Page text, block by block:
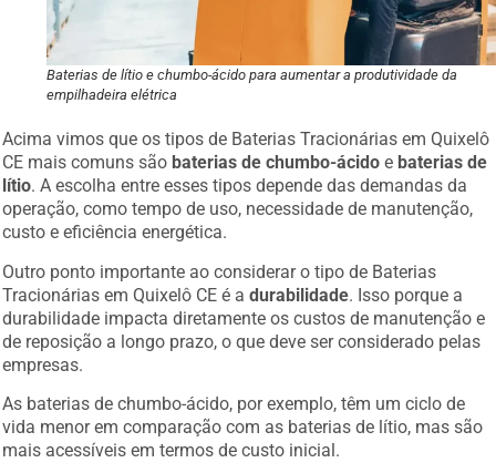
Baterias de lítio e chumbo-ácido para aumentar a produtividade da
empilhadeira elétrica
Acima vimos que os tipos de Baterias Tracionárias em Quixelô
CE mais comuns são baterias de chumbo-ácido e baterias de
lítio. A escolha entre esses tipos depende das demandas da
operação, como tempo de uso, necessidade de manutenção,
custo e eficiência energética.
Outro ponto importante ao considerar o tipo de Baterias
Tracionárias em Quixelô CE é adurabilidade. Isso porque a
durabilidade impacta diretamente os custos de manutenção e
de reposição a longo prazo, o que deve ser considerado pelas
empresas.
As baterias de chumbo-ácido, por exemplo, têm um ciclo de
vida menor em comparação com as baterias de lítio, mas são
mais acessíveis em termos de custo inicial.